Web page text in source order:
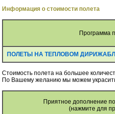
Информация о стоимости полета
Программа
ПОЛЕТЫ НА ТЕПЛОВОМ
Стоимость полета на большее
По Вашему желанию мы можем
Приятное дополнение
(нажмите для